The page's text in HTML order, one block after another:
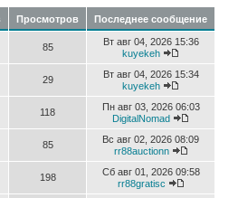
Просмотров Последнее сообщение
85
Вт авг 04, 2026 15:36
kuyekeh
29
Вт авг 04, 2026 15:34
kuyekeh
118
Пн авг 03, 2026 06:03
DigitalNomad
85
Вс авг 02, 2026 08:09
rr88auctionn
198
Сб авг 01, 2026 09:58
rr88gratisc